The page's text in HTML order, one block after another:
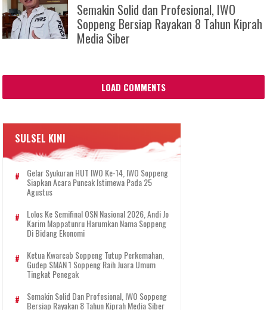
Semakin Solid dan Profesional, IWO
Soppeng Bersiap Rayakan 8 Tahun Kiprah
Media Siber
LOAD COMMENTS
SULSEL KINI
Gelar Syukuran HUT IWO Ke-14, IWO Soppeng
Siapkan Acara Puncak Istimewa Pada 25
Agustus
Lolos Ke Semifinal OSN Nasional 2026, Andi Jo
Karim Mappatunru Harumkan Nama Soppeng
Di Bidang Ekonomi
Ketua Kwarcab Soppeng Tutup Perkemahan,
Gudep SMAN 1 Soppeng Raih Juara Umum
Tingkat Penegak
Semakin Solid Dan Profesional, IWO Soppeng
Bersiap Rayakan 8 Tahun Kiprah Media Siber